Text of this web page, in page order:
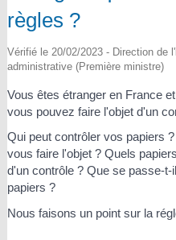
règles ?
Vérifié le 20/02/2023 - Direction de
administrative (Première ministre)
Vous êtes étranger en France
vous pouvez faire l'objet d'un
Qui peut contrôler vos papiers
vous faire l'objet ? Quels
d'un contrôle ? Que se passe-
papiers ?
Nous faisons un point sur la